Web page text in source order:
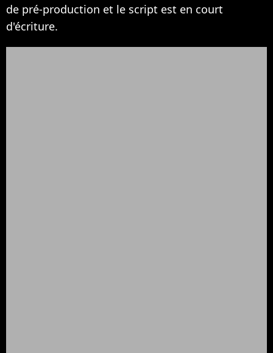
de pré-production et le script est en court
d'écriture.